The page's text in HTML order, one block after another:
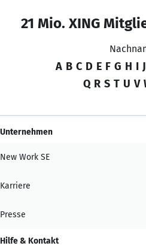
21 Mio. XING
A B C D E F G H I J
Q R S T U V
Unternehmen
New Work SE
Karriere
Presse
Hilfe & Kontakt